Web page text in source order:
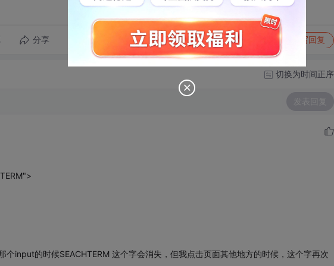
分享 转发到动态 举报 写回复
切换为时间正序
发表回复
个input的时候SEACHTERM 这个字会消失，但我点击页面其他地方的时候，这个字再次